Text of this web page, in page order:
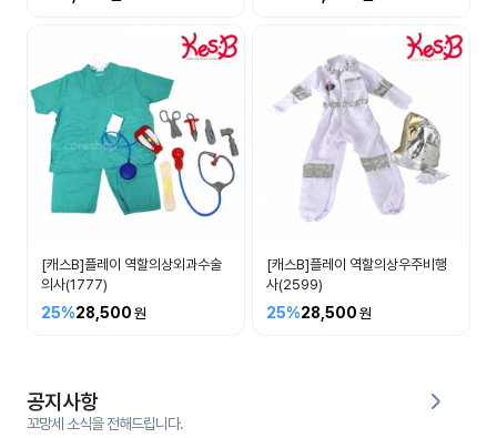
니
공지
사항
이벤
트
들의
이야
후기
게시
[캐스B]플레이 역할의상외과수술
의사(1777)
25%28,500
[캐스B]플레이 역할의상우주비행
사(2599)
25%28,500
공지사항
꼬망세 소식을 전해드립니다.